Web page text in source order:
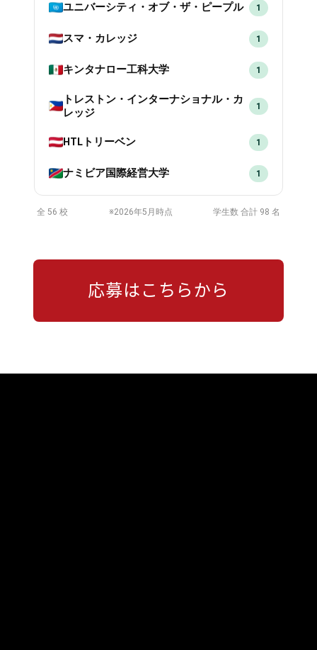
ユニバーシティ・オブ・ザ・ピープル 1
スマ・カレッジ 1
キンタナロー工科大学 1
トレストン・インターナショナル・カ
レッジ
1
HTLトリーベン 1
ナミビア国際経営大学 1
全 56 校 ※2026年5月時点 学生数 合計 98 名
応募はこちらから